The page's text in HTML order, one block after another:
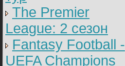
The Premier
League: 2 cезон
Fantasy Football -
UEFA Champions